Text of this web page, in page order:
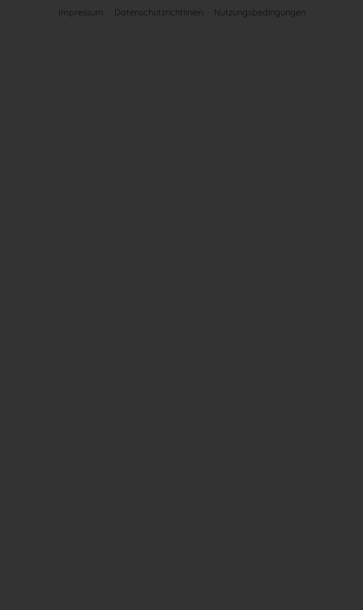
Impressum Datenschutzrichtlinien Nutzungsbedingungen